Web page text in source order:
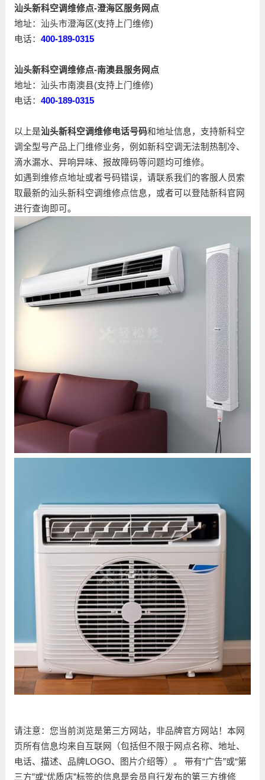
汕头新科空调维修点-澄海区服务网点
地址：汕头市澄海区(支持上门维修)
电话： 400-189-0315
汕头新科空调维修点-南澳县服务网点
地址：汕头市南澳县(支持上门维修)
电话： 400-189-0315
以上是汕头新科空调维修电话号码和地址信息，支持新科空
调全型号产品上门维修业务，例如新科空调无法制热制冷、
滴水漏水、异响异味、报故障码等问题均可维修。
如遇到维修点地址或者号码错误，请联系我们的客服人员索
取最新的汕头新科空调维修点信息，或者可以登陆新科官网
进行查询即可。
请注意：您当前浏览是第三方网站，非品牌官方网站！本网
页所有信息均来自互联网（包括但不限于网点名称、地址、
电话、描述、品牌LOGO、图片介绍等）。 带有“广告”或“第
三方”或“优质店”标签的信息是会员自行发布的第三方维修